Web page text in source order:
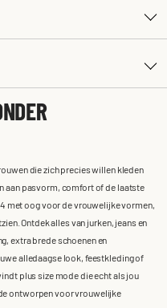
die zich precies willen kleden
aan pasvorm, comfort of de laatste
met oog voor de vrouwelijke vormen,
Ontdek alles van jurken, jeans en
extra brede schoenen en
alledaagse look, feestkleding of
plus size mode die echt als jou
ontworpen voor vrouwelijke